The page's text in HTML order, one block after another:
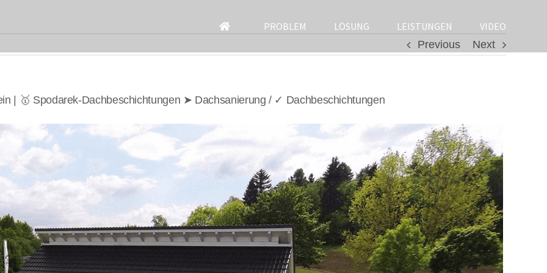
for:
PROBLEM LÖSUNG LEISTUNGEN
VIDEO
Previous
Next
| 🥇 Spodarek-Dachbeschichtungen ➤ Dachsanierung / ✓ Dachbeschichtungen